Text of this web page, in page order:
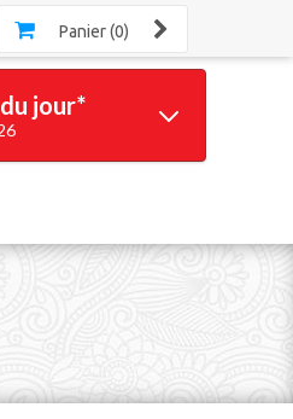
Panier (0)
jour*
GRATUITS*